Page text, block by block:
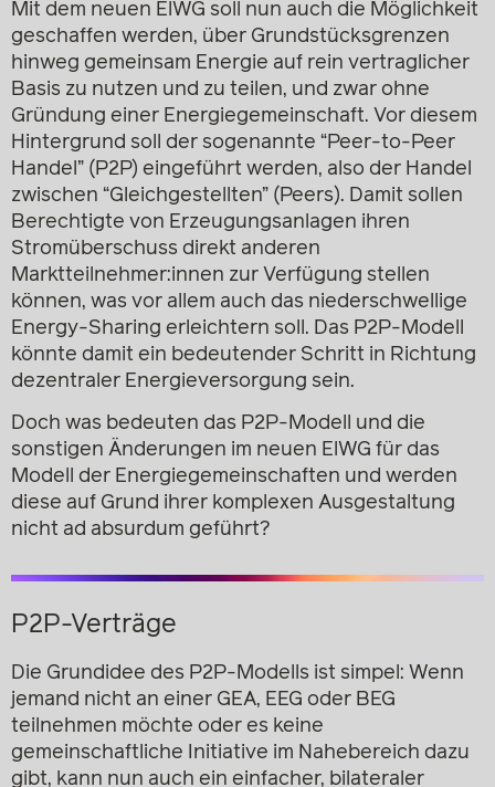
Mit dem neuen ElWG soll nun auch die Möglichkeit
geschaffen werden, über Grundstücksgrenzen
hinweg gemeinsam Energie auf rein vertraglicher
Basis zu nutzen und zu teilen, und zwar ohne
Gründung einer Energiegemeinschaft. Vor diesem
Hintergrund soll der sogenannte “Peer-to-Peer
Handel” (P2P) eingeführt werden, also der Handel
zwischen “Gleichgestellten” (Peers). Damit sollen
Berechtigte von Erzeugungsanlagen ihren
Stromüberschuss direkt anderen
Marktteilnehmer:innen zur Verfügung stellen
können, was vor allem auch das niederschwellige
Energy-Sharing erleichtern soll. Das P2P-Modell
könnte damit ein bedeutender Schritt in Richtung
dezentraler Energieversorgung sein.
Doch was bedeuten das P2P-Modell und die
sonstigen Änderungen im neuen ElWG für das
Modell der Energiegemeinschaften und werden
diese auf Grund ihrer komplexen Ausgestaltung
nicht ad absurdum geführt?
P2P-Verträge
Die Grundidee des P2P-Modells ist simpel: Wenn
jemand nicht an einer GEA, EEG oder BEG
teilnehmen möchte oder es keine
gemeinschaftliche Initiative im Nahebereich dazu
gibt, kann nun auch ein einfacher, bilateraler